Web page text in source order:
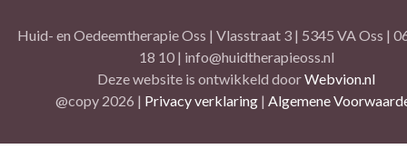
Huid- en Oedeemtherapie Oss | Vlasstraat 3 | 5345 VA Oss |
18 10 | info@huidtherapieoss.nl
Deze website is ontwikkeld doorWebvion.nl
@copy 2026 | Privacy verklaring| Algemene